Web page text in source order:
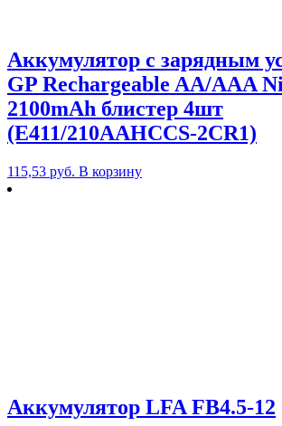
Аккумулятор с зарядным
GP Rechargeable AA/AAA
2100mAh блистер 4шт
(Е411/210AAHCCS-2CR1)
115,53 руб. В корзину
Аккумулятор LFA FB4.5-12